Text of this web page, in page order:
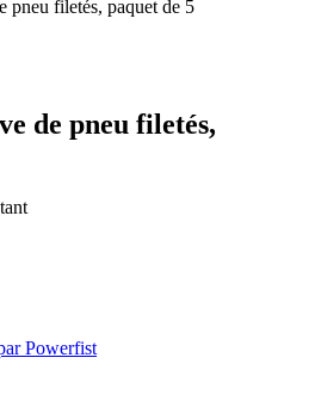
pneu filetés, paquet de 5
de pneu filetés,
Powerfist